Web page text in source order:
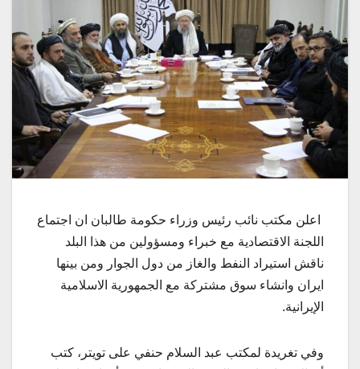
اعلن مكتب نائب رئيس وزراء حكومة طالبان ان اجتماع
اللجنة الاقتصادية مع خبراء ومسؤولين من هذا البلد
ناقش استيراد النفط والغاز من دول الجوار ومن بينها
ايران وانشاء سوق مشتركة مع الجمهورية الاسلامية
الإيرانية.
وفي تغريدة لمكتب عبد السلام حنفي على تويتر، كتب